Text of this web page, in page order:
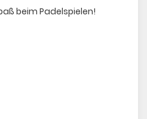
beim Padelspielen!